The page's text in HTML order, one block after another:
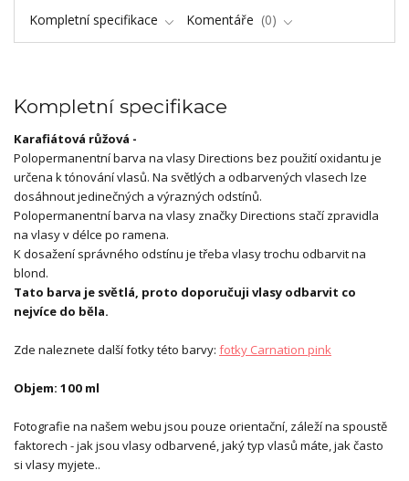
Kompletní specifikace Komentáře 0
Kompletní specifikace
Karafiátová růžová -
Polopermanentní barva na vlasy Directions bez použití oxidantu je
určena k tónování vlasů. Na světlých a odbarvených vlasech lze
dosáhnout jedinečných a výrazných odstínů.
Polopermanentní barva na vlasy značky Directions stačí zpravidla
na vlasy v délce po ramena.
K dosažení správného odstínu je třeba vlasy trochu odbarvit na
blond.
Tato barva je světlá, proto doporučuji vlasy odbarvit co
nejvíce do běla.
Zde naleznete další fotky této barvy: fotky Carnation pink
Objem: 100 ml
Fotografie na našem webu jsou pouze orientační, záleží na spoustě
faktorech - jak jsou vlasy odbarvené, jaký typ vlasů máte, jak často
si vlasy myjete..